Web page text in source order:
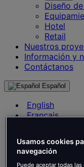
Diseño
Hotel
Retail
Nuestros
Información y
Contáctanos
Español
English
Français
Español
Italiano
Usamos cookies
navegación
Puede aceptar todas